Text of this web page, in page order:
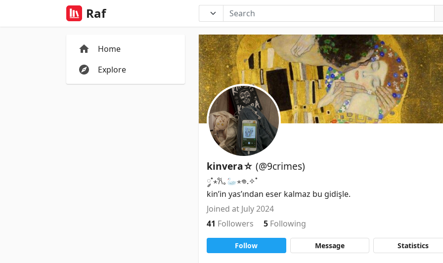
Raf
Home
Explore
kinvera☆ (@9crimes)
༘˚⋆𐙚｡🦢⋆𖦹.✧˚
kin’in yas’ından eser kalmaz bu gidişle.
Joined at July 2024
41 Followers 5 Following
Follow Message Statistics